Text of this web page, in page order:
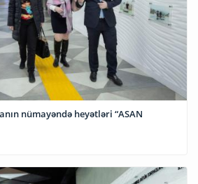
nümayəndə heyətləri “ASAN